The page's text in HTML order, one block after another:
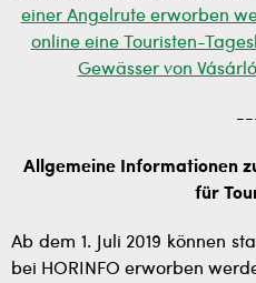
einer Angelrute erworben
online eine Touristen-
Gewässer von
Allgemeine Informationen
für
Ab dem 1. Juli 2019 können
bei HORINFO erworben